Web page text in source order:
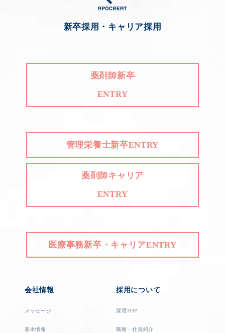
新卒採用・キャリア採用
薬剤師新卒
ENTRY
管理栄養士新卒ENTRY
薬剤師キャリア
ENTRY
医療事務新卒・キャリアENTRY
会社情報
メッセージ
基本情報
採用について
採用TOP
職種・社員紹介